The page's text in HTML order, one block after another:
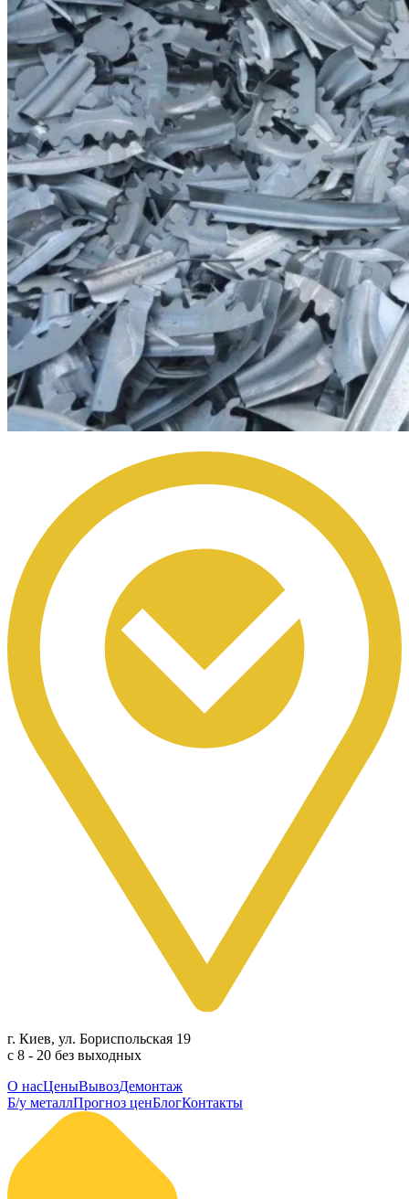
г. Киев, ул. Бориспольская 19
с 8 - 20 без выходных
О насЦеныВывозДемонтаж
Б/у металлПрогноз ценБлогКонтакты